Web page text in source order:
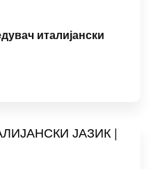
италијански